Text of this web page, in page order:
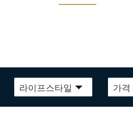
라이프스타일 가격